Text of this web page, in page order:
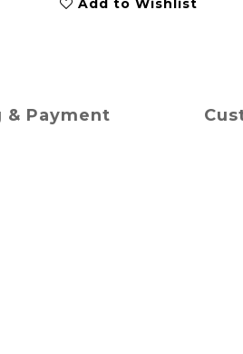
Add to Wishlist
& Payment